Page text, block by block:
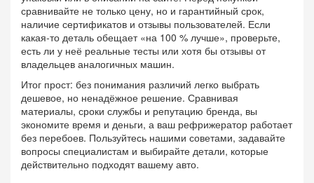
сравнивайте не только цену, но и гарантийный срок,
наличие сертификатов и отзывы пользователей. Если
какая‑то деталь обещает «на 100 % лучше», проверьте,
есть ли у неё реальные тесты или хотя бы отзывы от
владельцев аналогичных машин.
Итог прост: без понимания различий легко выбрать
дешевое, но ненадёжное решение. Сравнивая
материалы, сроки службы и репутацию бренда, вы
экономите время и деньги, а ваш рефрижератор работает
без перебоев. Пользуйтесь нашими советами, задавайте
вопросы специалистам и выбирайте детали, которые
действительно подходят вашему авто.